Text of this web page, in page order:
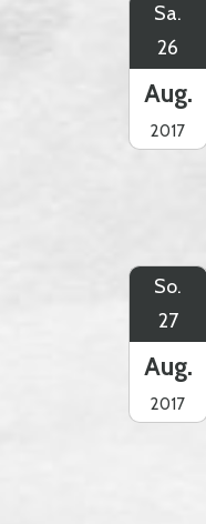
Sa.
26
Aug.
2017
So.
27
Aug.
2017